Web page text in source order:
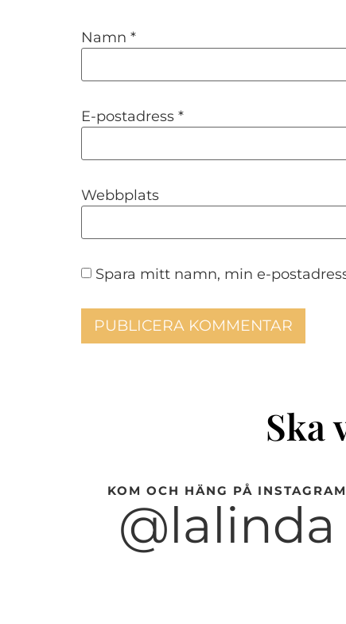
Namn *
E-postadress *
Webbplats
Spara mitt namn, min e-
Ska
KOM OCH HÄNG PÅ INSTAGRAM
@lalinda